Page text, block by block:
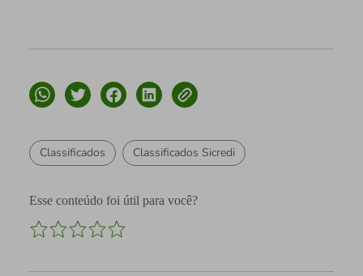
Classificados Classificados Sicredi
Esse conteúdo foi útil para você?